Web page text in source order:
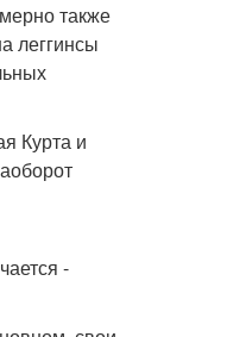
также
леггинсы
Курта и
-